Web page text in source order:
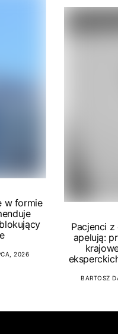
w formie
2026
Pacjenci
apelują:
BARTOSZ